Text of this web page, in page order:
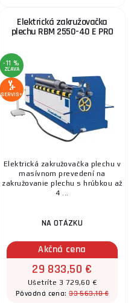
Elektrická zakružovačka
plechu RBM 2550-40 E PRO
-11 %
ZĽAVA
SERVIS+
Elektrická zakružovačka plechu v
masívnom prevedení na
zakružovanie plechu s hrúbkou až
4 ...
NA OTÁZKU
Akčná cena
29 833,50 €
Ušetríte 3 729,60 €
Pôvodná cena:33 563,10 €